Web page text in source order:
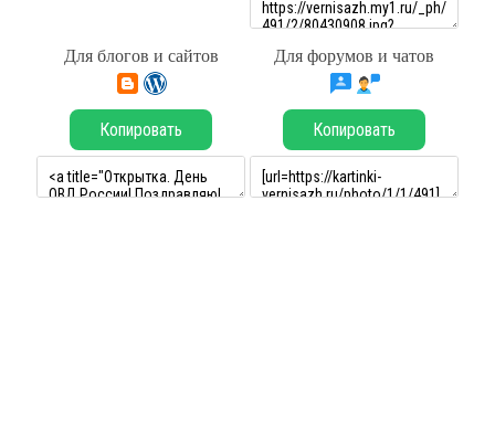
Для блогов и сайтов Для форумов и чатов
Копировать Копировать